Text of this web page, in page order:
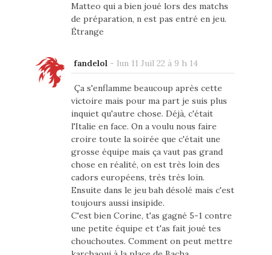
Matteo qui a bien joué lors des matchs
de préparation, n est pas entré en jeu.
Étrange
fandelol- lun 11 Juil 22 à 9 h 14
Ça s'enflamme beaucoup après cette
victoire mais pour ma part je suis plus
inquiet qu'autre chose. Déjà, c'était
l'Italie en face. On a voulu nous faire
croire toute la soirée que c'était une
grosse équipe mais ça vaut pas grand
chose en réalité, on est très loin des
cadors européens, très très loin.
Ensuite dans le jeu bah désolé mais c'est
toujours aussi insipide.
C'est bien Corine, t'as gagné 5-1 contre
une petite équipe et t'as fait joué tes
chouchoutes. Comment on peut mettre